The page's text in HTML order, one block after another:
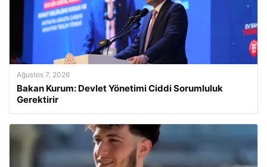
Ağustos 7, 2026
Bakan Kurum: Devlet Yönetimi Ciddi Sorumluluk
Gerektirir